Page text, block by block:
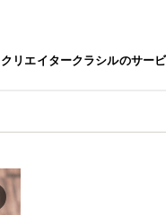
クリエイタークラシルのサー